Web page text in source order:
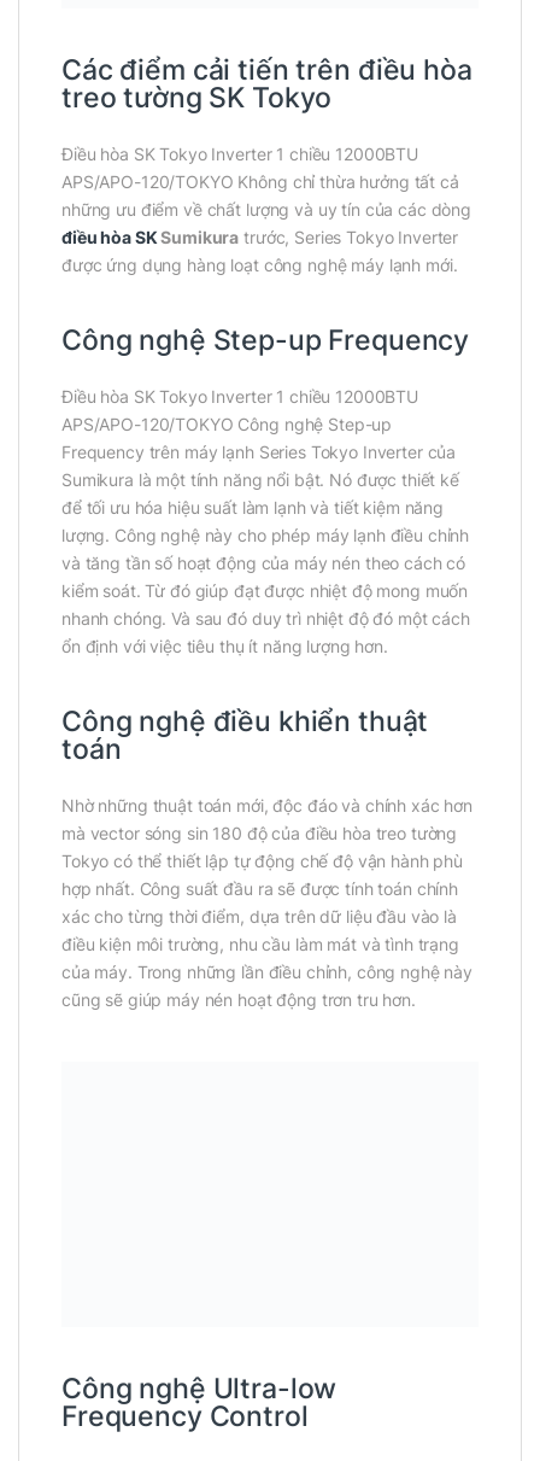
Các điểm cải tiến trên điều hòa
treo tường SK Tokyo
Điều hòa SK Tokyo Inverter 1 chiều 12000BTU
APS/APO-120/TOKYO Không chỉ thừa hưởng tất cả
những ưu điểm về chất lượng và uy tín của các dòng
điều hòa SKSumikura trước, Series Tokyo Inverter
được ứng dụng hàng loạt công nghệ máy lạnh mới.
Công nghệ Step-up Frequency
Điều hòa SK Tokyo Inverter 1 chiều 12000BTU
APS/APO-120/TOKYO Công nghệ Step-up
Frequency trên máy lạnh Series Tokyo Inverter của
Sumikura là một tính năng nổi bật. Nó được thiết kế
để tối ưu hóa hiệu suất làm lạnh và tiết kiệm năng
lượng. Công nghệ này cho phép máy lạnh điều chỉnh
và tăng tần số hoạt động của máy nén theo cách có
kiểm soát. Từ đó giúp đạt được nhiệt độ mong muốn
nhanh chóng. Và sau đó duy trì nhiệt độ đó một cách
ổn định với việc tiêu thụ ít năng lượng hơn.
Công nghệ điều khiển thuật
toán
Nhờ những thuật toán mới, độc đáo và chính xác hơn
mà vector sóng sin 180 độ của điều hòa treo tường
Tokyo có thể thiết lập tự động chế độ vận hành phù
hợp nhất. Công suất đầu ra sẽ được tính toán chính
xác cho từng thời điểm, dựa trên dữ liệu đầu vào là
điều kiện môi trường, nhu cầu làm mát và tình trạng
của máy. Trong những lần điều chỉnh, công nghệ này
cũng sẽ giúp máy nén hoạt động trơn tru hơn.
Công nghệ Ultra-low
Frequency Control